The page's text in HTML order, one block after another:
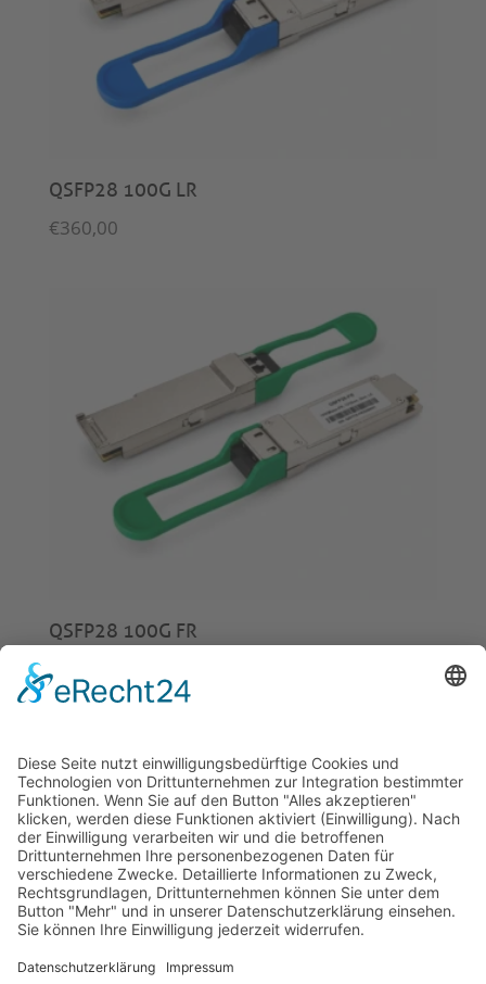
QSFP28 100G LR
€360,00
QSFP28 100G FR
€
© 2026 Tecowin GmbH |Impressum|Datenschutz
| Widerrufsrecht|AGB| Gewährleistung|RMA